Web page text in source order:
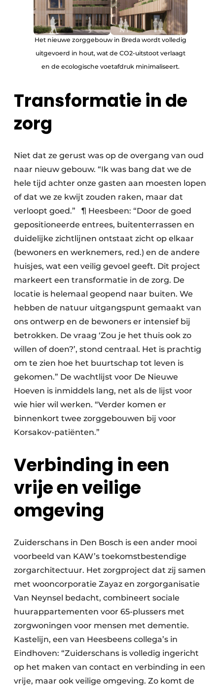
Het nieuwe zorggebouw in Breda wordt volledig
uitgevoerd in hout, wat de CO2-uitstoot verlaagt
en de ecologische voetafdruk minimaliseert.
Transformatie in de
zorg
Niet dat ze gerust was op de overgang van oud
naar nieuw gebouw. “Ik was bang dat we de
hele tijd achter onze gasten aan moesten lopen
of dat we ze kwijt zouden raken, maar dat
verloopt goed.” ¶ Heesbeen: “Door de goed
gepositioneerde entrees, buitenterrassen en
duidelijke zichtlijnen ontstaat zicht op elkaar
(bewoners en werknemers, red.) en de andere
huisjes, wat een veilig gevoel geeft. Dit project
markeert een transformatie in de zorg. De
locatie is helemaal geopend naar buiten. We
hebben de natuur uitgangspunt gemaakt van
ons ontwerp en de bewoners er intensief bij
betrokken. De vraag ‘Zou je het thuis ook zo
willen of doen?’, stond centraal. Het is prachtig
om te zien hoe het buurtschap tot leven is
gekomen.” De wachtlijst voor De Nieuwe
Hoeven is inmiddels lang, net als de lijst voor
wie hier wil werken. “Verder komen er
binnenkort twee zorggebouwen bij voor
Korsakov-patiënten.”
Verbinding in een
vrije en veilige
omgeving
Zuiderschans in Den Bosch is een ander mooi
voorbeeld van KAW’s toekomstbestendige
zorgarchitectuur. Het zorgproject dat zij samen
met wooncorporatie Zayaz en zorgorganisatie
Van Neynsel bedacht, combineert sociale
huurappartementen voor 65-plussers met
zorgwoningen voor mensen met dementie.
Kastelijn, een van Heesbeens collega’s in
Eindhoven: “Zuiderschans is volledig ingericht
op het maken van contact en verbinding in een
vrije, maar ook veilige omgeving. Zo komt de